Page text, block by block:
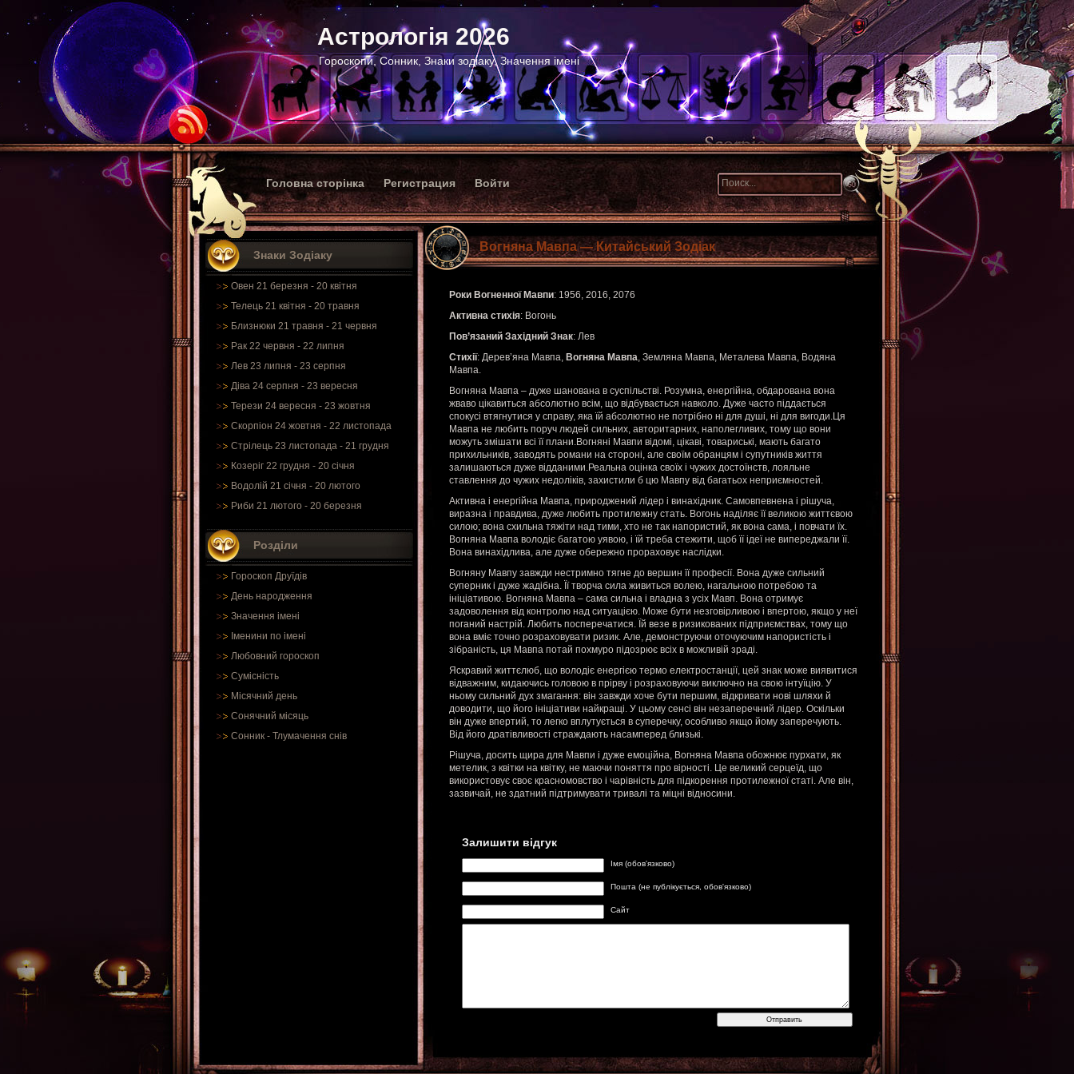
Астрологія 2026
Гороскопи, Сонник, Знаки зодіаку, Значення імені
Головна сторінка Регистрация Войти
Знаки Зодіаку
Овен 21 березня - 20 квітня
Телець 21 квітня - 20 травня
Близнюки 21 травня - 21 червня
Рак 22 червня - 22 липня
Лев 23 липня - 23 серпня
Діва 24 серпня - 23 вересня
Терези 24 вересня - 23 жовтня
Скорпіон 24 жовтня - 22 листопада
Стрілець 23 листопада - 21 грудня
Козеріг 22 грудня - 20 січня
Водолій 21 січня - 20 лютого
Риби 21 лютого - 20 березня
Розділи
Гороскоп Друїдів
День народження
Значення імені
Іменини по імені
Любовний гороскоп
Сумісність
Місячний день
Сонячний місяць
Сонник - Тлумачення снів
Вогняна Мавпа — Китайський Зодіак
Роки Вогненної Мавпи: 1956, 2016, 2076
Активна стихія: Вогонь
Пов’язаний Західний Знак: Лев
Стихії: Дерев’яна Мавпа, Вогняна Мавпа, Земляна Мавпа, Металева Мавпа, Водяна
Мавпа.
Вогняна Мавпа – дуже шанована в суспільстві. Розумна, енергійна, обдарована вона
жваво цікавиться абсолютно всім, що відбувається навколо. Дуже часто піддається
спокусі втягнутися у справу, яка їй абсолютно не потрібно ні для душі, ні для вигоди.Ця
Мавпа не любить поруч людей сильних, авторитарних, наполегливих, тому що вони
можуть змішати всі її плани.Вогняні Мавпи відомі, цікаві, товариські, мають багато
прихильників, заводять романи на стороні, але своїм обранцям і супутників життя
залишаються дуже відданими.Реальна оцінка своїх і чужих достоїнств, лояльне
ставлення до чужих недоліків, захистили б цю Мавпу від багатьох неприємностей.
Активна і енергійна Мавпа, природжений лідер і винахідник. Самовпевнена і рішуча,
виразна і правдива, дуже любить протилежну стать. Вогонь наділяє її великою життєвою
силою; вона схильна тяжіти над тими, хто не так напористий, як вона сама, і повчати їх.
Вогняна Мавпа володіє багатою уявою, і їй треба стежити, щоб її ідеї не випереджали її.
Вона винахідлива, але дуже обережно прораховує наслідки.
Вогняну Мавпу завжди нестримно тягне до вершин її професії. Вона дуже сильний
суперник і дуже жадібна. Її творча сила живиться волею, нагальною потребою та
ініціативою. Вогняна Мавпа – сама сильна і владна з усіх Мавп. Вона отримує
задоволення від контролю над ситуацією. Може бути незговірливою і впертою, якщо у неї
поганий настрій. Любить посперечатися. Їй везе в ризикованих підприємствах, тому що
вона вміє точно розраховувати ризик. Але, демонструючи оточуючим напористість і
зібраність, ця Мавпа потай похмуро підозрює всіх в можливій зраді.
Яскравий життєлюб, що володіє енергією термо електростанції, цей знак може виявитися
відважним, кидаючись головою в прірву і розраховуючи виключно на свою інтуїцію. У
ньому сильний дух змагання: він завжди хоче бути першим, відкривати нові шляхи й
доводити, що його ініціативи найкращі. У цьому сенсі він незаперечний лідер. Оскільки
він дуже впертий, то легко вплутується в суперечку, особливо якщо йому заперечують.
Від його дратівливості страждають насамперед близькі.
Рішуча, досить щира для Мавпи і дуже емоційна, Вогняна Мавпа обожнює пурхати, як
метелик, з квітки на квітку, не маючи поняття про вірності. Це великий серцеїд, що
використовує своє красномовство і чарівність для підкорення протилежної статі. Але він,
зазвичай, не здатний підтримувати тривалі та міцні відносини.
Залишити відгук
Імя (обов'язково)
Пошта (не публікується, обов'язково)
Сайт